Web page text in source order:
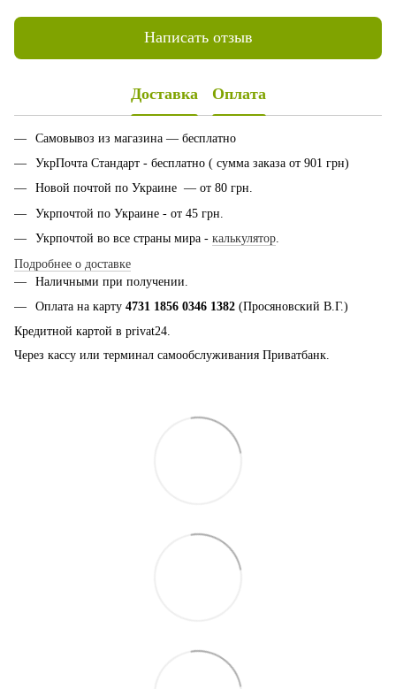
Написать отзыв
Доставка Оплата
Самовывоз из магазина — бесплатно
УкрПочта Стандарт - бесплатно ( сумма заказа от 901 грн)
Новой почтой по Украине — от 80 грн.
Укрпочтой по Украине - от 45 грн.
Укрпочтой во все страны мира - калькулятор.
Подробнее о доставке
Наличными при получении.
Оплата на карту 4731 1856 0346 1382 (Просяновский В.Г.)
Кредитной картой в privat24.
Через кассу или терминал самообслуживания Приватбанк.